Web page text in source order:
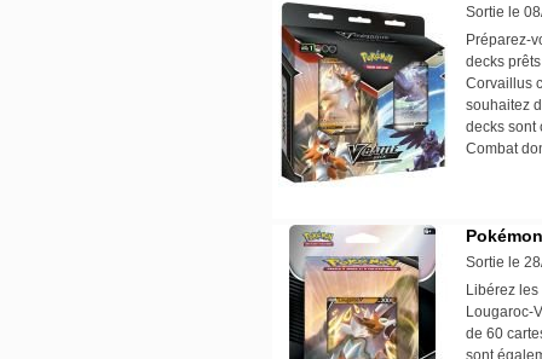
Sortie le
Préparez-
decks
Corvaillus
souhaitez
decks sont
Combat
Sortie le
Libérez
Lougaroc-
de 60
sont